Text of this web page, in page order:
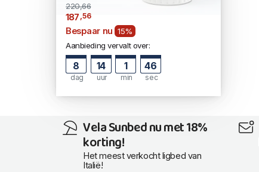
220,66
187 ,56
Bespaar nu 15%
Aanbieding vervalt over:
8
dag
14
uur
1
min
45
sec
Vela Sunbed nu met 18%
korting!
Het meest verkocht ligbed van
Italië!